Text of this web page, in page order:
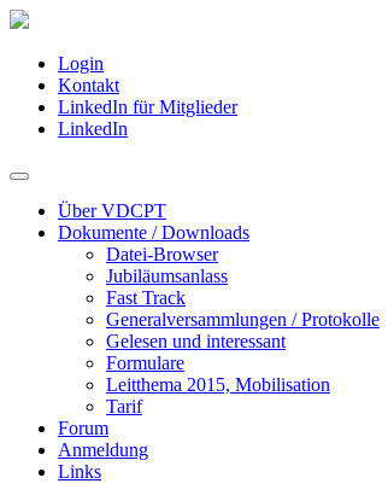
Login
Kontakt
LinkedIn für Mitglieder
LinkedIn
Über VDCPT
Dokumente / Downloads
Datei-Browser
Jubiläumsanlass
Fast Track
Generalversammlungen / Protokolle
Gelesen und interessant
Formulare
Leitthema 2015, Mobilisation
Tarif
Forum
Anmeldung
Links